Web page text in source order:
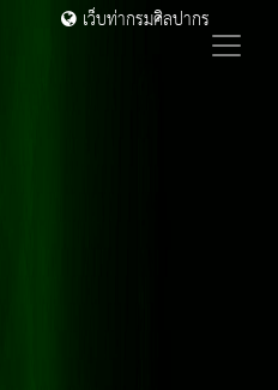
เว็บท่ากรมศิลปากร